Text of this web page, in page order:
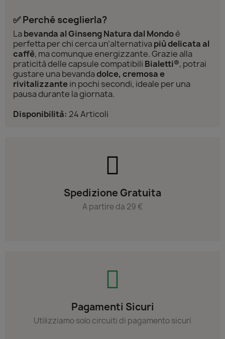
✅ Perché sceglierla?
Labevanda al Ginseng Natura dal Mondoè
perfetta per chi cerca un’alternativapiù delicata al
caffè, ma comunque energizzante. Grazie alla
praticità delle capsule compatibili Bialetti®, potrai
gustare una bevandadolce, cremosa e
rivitalizzantein pochi secondi, ideale per una
pausa durante la giornata.
Disponibilità: 24 Articoli
Spedizione Gratuita
A partire da 29 €
Pagamenti Sicuri
Utilizziamo solo circuiti di pagamento sicuri